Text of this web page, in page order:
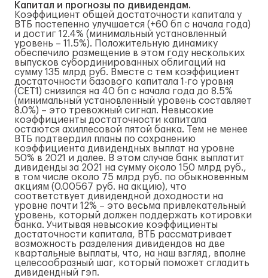
Капитал и прогнозы по дивидендам.
Коэффициент общей достаточности капитала у
ВТБ постепенно улучшается (+60 бп с начала года)
и достиг 12.4% (минимальный установленный
уровень – 11.5%). Положительную динамику
обеспечило размещение в этом году нескольких
выпусков субординированных облигаций на
сумму 135 млрд руб. Вместе с тем коэффициент
достаточности базового капитала 1-го уровня
(CET1) снизился на 40 бп с начала года до 8.5%
(минимальный установленный уровень составляет
8.0%) – это тревожный сигнал. Невысокие
коэффициенты достаточности капитала
остаются ахиллесовой пятой банка. Тем не менее
ВТБ подтвердил планы по сохранению
коэффициента дивидендных выплат на уровне
50% в 2021 и далее. В этом случае банк выплатит
дивиденды за 2021 на сумму около 150 млрд руб.,
в том числе около 75 млрд руб. по обыкновенным
акциям (0.00567 руб. на акцию), что
соответствует дивидендной доходности на
уровне почти 12% – это весьма привлекательный
уровень, который должен поддержать котировки
банка. Учитывая невысокие коэффициенты
достаточности капитала, ВТБ рассматривает
возможность разделения дивидендов на две
квартальные выплаты, что, на наш взгляд, вполне
целесообразный шаг, который поможет сгладить
дивидендный гэп.